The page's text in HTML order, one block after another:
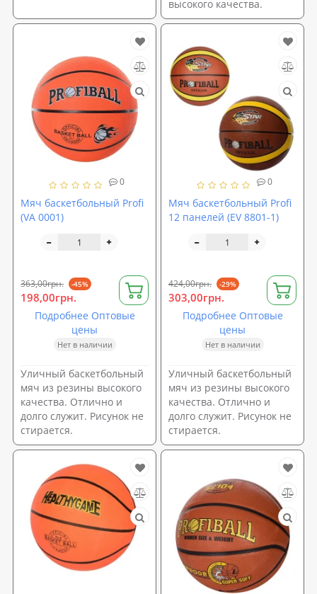
высокого качества.
0
Мяч баскетбольный Profi
(VA 0001)
363,00грн. -45%
198,00грн.
Подробнее Оптовые
цены
Нет в наличии
Уличный баскетбольный
мяч из резины высокого
качества. Отлично и
долго служит. Рисунок не
стирается.
0
Мяч баскетбольный Profi
12 панелей (EV 8801-1)
424,00грн. -29%
303,00грн.
Подробнее Оптовые
цены
Нет в наличии
Уличный баскетбольный
мяч из резины высокого
качества. Отлично и
долго служит. Рисунок не
стирается.